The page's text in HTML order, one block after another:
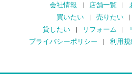
会社情報 店舗一覧
買いたい
売りたい
貸したい
リフォーム
プライバシーポリシー
利用規